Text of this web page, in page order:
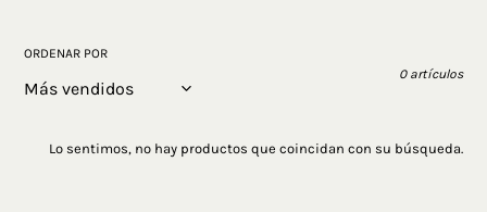
ORDENAR POR
0 artículos
Lo sentimos, no hay productos que coincidan con su búsqueda.